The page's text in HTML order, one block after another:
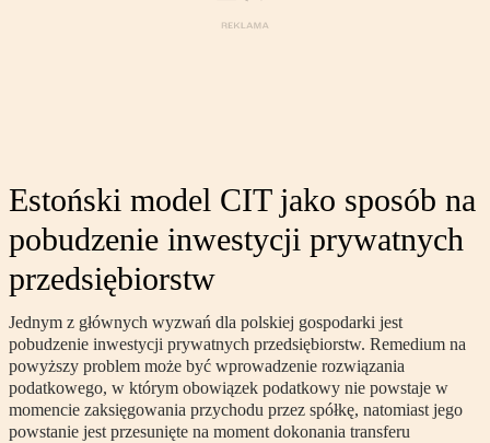
Estoński model CIT jako sposób na
pobudzenie inwestycji prywatnych
przedsiębiorstw
Jednym z głównych wyzwań dla polskiej gospodarki jest
pobudzenie inwestycji prywatnych przedsiębiorstw. Remedium na
powyższy problem może być wprowadzenie rozwiązania
podatkowego, w którym obowiązek podatkowy nie powstaje w
momencie zaksięgowania przychodu przez spółkę, natomiast jego
powstanie jest przesunięte na moment dokonania transferu